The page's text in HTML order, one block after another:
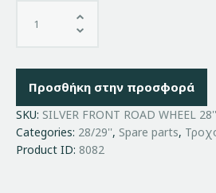
Προσθήκη στην προσφορά
SKU: SILVER FRONT ROAD WHEEL
Categories: 28/29'', Spare parts,
Product ID: 8082